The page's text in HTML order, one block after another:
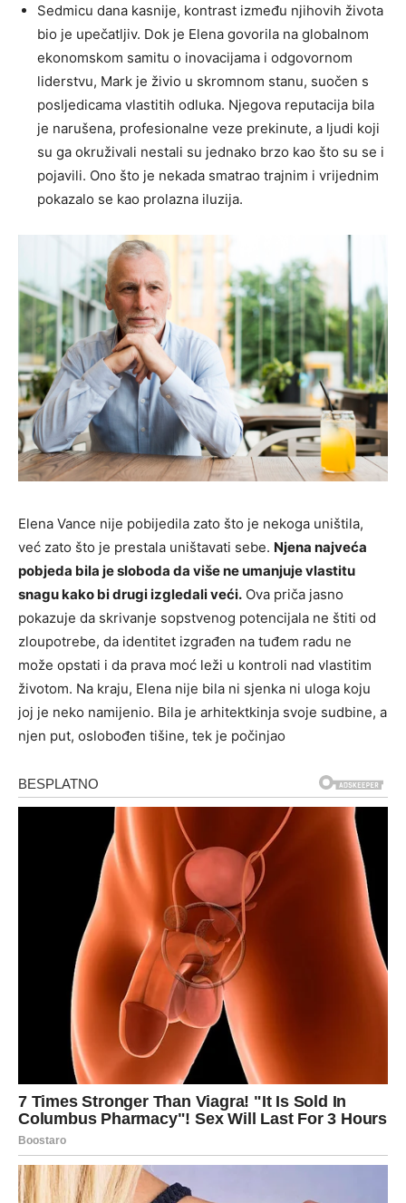
Sedmicu dana kasnije, kontrast između njihovih života
bio je upečatljiv. Dok je Elena govorila na globalnom
ekonomskom samitu o inovacijama i odgovornom
liderstvu, Mark je živio u skromnom stanu, suočen s
posljedicama vlastitih odluka. Njegova reputacija bila
je narušena, profesionalne veze prekinute, a ljudi koji
su ga okruživali nestali su jednako brzo kao što su se i
pojavili. Ono što je nekada smatrao trajnim i vrijednim
pokazalo se kao prolazna iluzija.
Elena Vance nije pobijedila zato što je nekoga uništila,
već zato što je prestala uništavati sebe. Njena najveća
pobjeda bila je sloboda da više ne umanjuje vlastitu
snagu kako bi drugi izgledali veći. Ova priča jasno
pokazuje da skrivanje sopstvenog potencijala ne štiti od
zloupotrebe, da identitet izgrađen na tuđem radu ne
može opstati i da prava moć leži u kontroli nad vlastitim
životom. Na kraju, Elena nije bila ni sjenka ni uloga koju
joj je neko namijenio. Bila je arhitektkinja svoje sudbine, a
njen put, oslobođen tišine, tek je počinjao